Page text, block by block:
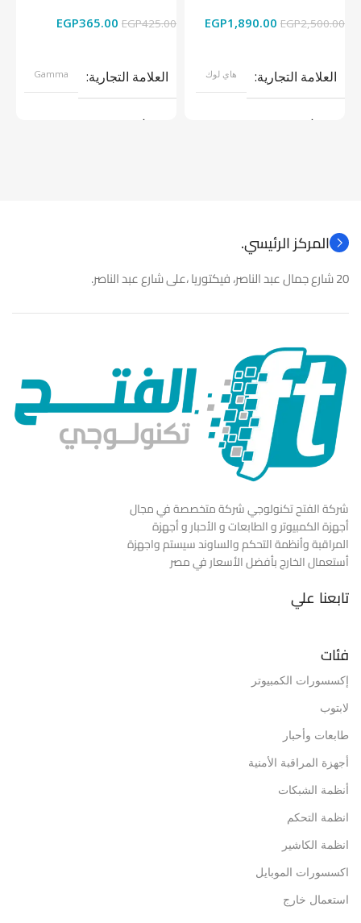
EGP2,500.00
EGP1,890.00
العلامة التجارية هاي لوك
موديل
EGP425.00
EGP365.00
العلامة التجارية Gamma
موديل
المركز الرئيسي.
20 شارع جمال عبد الناصر، فيكتوريا ،على شارع عبد الناصر.
شركة الفتح تكنولوجي شركة متخصصة في مجال
أجهزة الكمبيوتر و الطابعات و الأحبار و أجهزة
المراقبة وأنظمة التحكم والساوند سيستم واجهزة
أستعمال الخارج بأفضل الأسعار في مصر
تابعنا علي
فئات
إكسسورات الكمبيوتر
لابتوب
طابعات وأحبار
أجهزة المراقبة الأمنية
أنظمة الشبكات
انظمة التحكم
انظمة الكاشير
اكسسورات الموبايل
استعمال خارج